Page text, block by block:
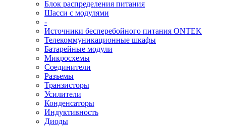
Блок распределения питания
Шасси с модулями
-
Источники бесперебойного питания ONTEK
Телекоммуникационные шкафы
Батарейные модули
Микросхемы
Соединители
Разъемы
Транзисторы
Усилители
Конденсаторы
Индуктивность
Диоды